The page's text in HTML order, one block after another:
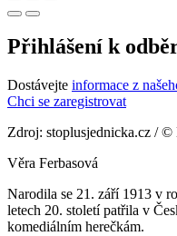
Přihlášení k
Dostávejte informace z
Chci se zaregistrovat
Zdroj: stoplusjednicka.cz /
Věra Ferbasová
Narodila se 21. září 1913 v
letech 20. století patřila v
komediálním herečkám.